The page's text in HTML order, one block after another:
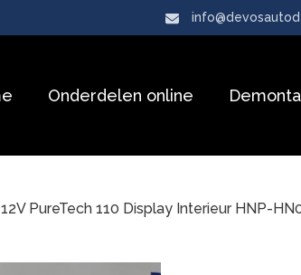
Onderdelen online
12V PureTech 110 Display Interieur HNP-